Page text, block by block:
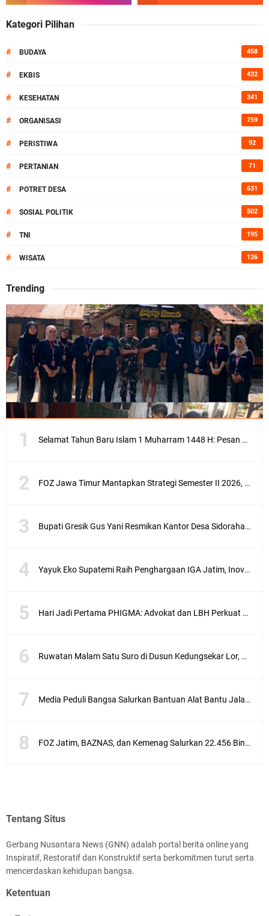
Kategori Pilihan
# BUDAYA 458
# EKBIS 432
# KESEHATAN 341
# ORGANISASI 759
# PERISTIWA 92
# PERTANIAN 71
# POTRET DESA 631
# SOSIAL POLITIK 502
# TNI 195
# WISATA 126
Trending
Selamat Tahun Baru Islam 1 Muharram 1448 H: Pesan Hijrah Drs. H. Husnul Aqib, M.M. untuk Negeri
FOZ Jawa Timur Mantapkan Strategi Semester II 2026, Fokus pada Penguatan SDM Amil dan Kolaborasi BerdampakNarasi
Bupati Gresik Gus Yani Resmikan Kantor Desa Sidoraharjo: Simbol Komitmen Pelayanan Publik dan Kepedulian Sosial
Yayuk Eko Supatemi Raih Penghargaan IGA Jatim, Inovasi Wayang Kulit untuk Anak Berkebutuhan Khusus
Hari Jadi Pertama PHIGMA: Advokat dan LBH Perkuat Soliditas di Jakarta
Ruwatan Malam Satu Suro di Dusun Kedungsekar Lor, Tradisi Luhur yang Terus Istiqomah
Media Peduli Bangsa Salurkan Bantuan Alat Bantu Jalan untuk Lansia
FOZ Jatim, BAZNAS, dan Kemenag Salurkan 22.456 Bingkisan Lebaran Yatim Serentak di Berbagai Daerah di Jawa Timur
Tentang Situs
Gerbang Nusantara News (GNN) adalah portal berita online yang
Inspiratif, Restoratif dan Konstruktif serta berkomitmen turut serta
mencerdaskan kehidupan bangsa.
Ketentuan